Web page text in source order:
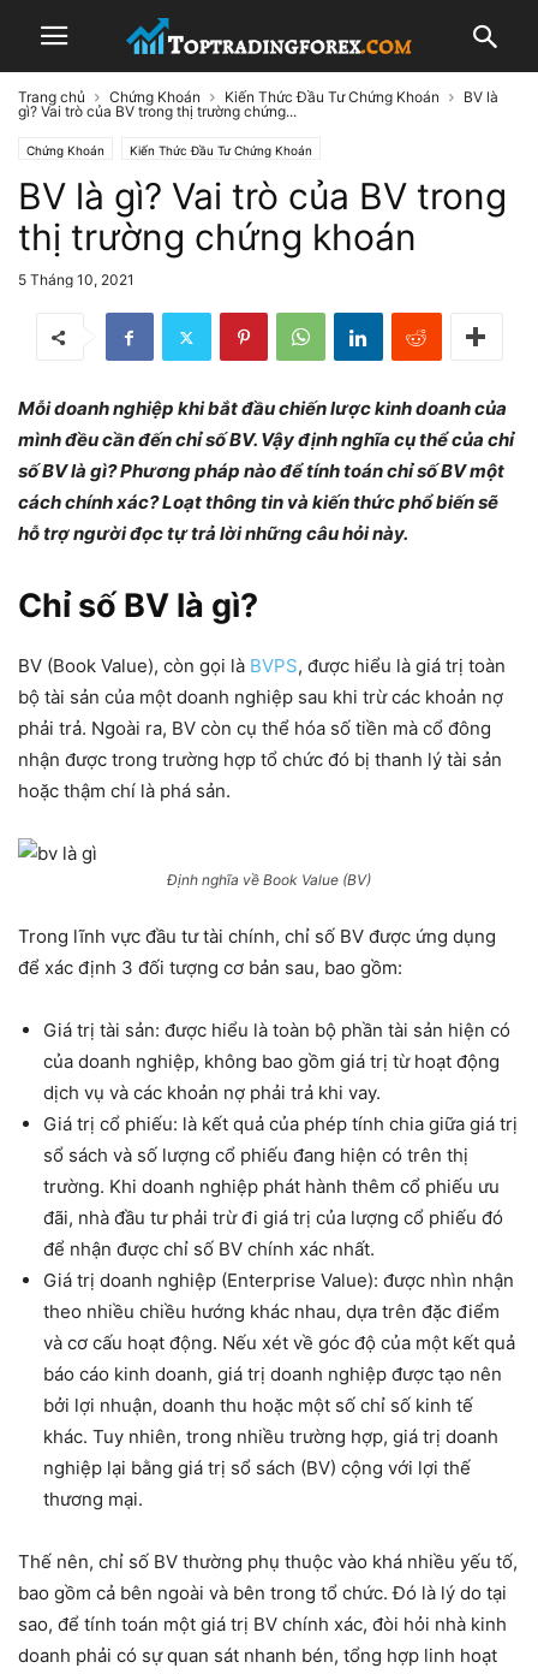
Trang chủ Chứng Khoán Kiến Thức Đầu Tư Chứng Khoán
BV là
gì? Vai trò của BV trong thị trường chứng...
Chứng Khoán Kiến Thức Đầu Tư Chứng Khoán
BV là gì? Vai trò của BV trong
thị trường chứng khoán
5 Tháng 10, 2021
Mỗi doanh nghiệp khi bắt đầu chiến lược kinh doanh của
mình đều cần đến chỉ số BV. Vậy định nghĩa cụ thể của chỉ
số BV là gì? Phương pháp nào để tính toán chỉ số BV một
cách chính xác? Loạt thông tin và kiến thức phổ biến sẽ
hỗ trợ người đọc tự trả lời những câu hỏi này.
Chỉ số BV là gì?
BV (Book Value), còn gọi là BVPS, được hiểu là giá trị toàn
bộ tài sản của một doanh nghiệp sau khi trừ các khoản nợ
phải trả. Ngoài ra, BV còn cụ thể hóa số tiền mà cổ đông
nhận được trong trường hợp tổ chức đó bị thanh lý tài sản
hoặc thậm chí là phá sản.
Định nghĩa về Book Value (BV)
Trong lĩnh vực đầu tư tài chính, chỉ số BV được ứng dụng
để xác định 3 đối tượng cơ bản sau, bao gồm:
Giá trị tài sản: được hiểu là toàn bộ phần tài sản hiện có
của doanh nghiệp, không bao gồm giá trị từ hoạt động
dịch vụ và các khoản nợ phải trả khi vay.
Giá trị cổ phiếu: là kết quả của phép tính chia giữa giá trị
sổ sách và số lượng cổ phiếu đang hiện có trên thị
trường. Khi doanh nghiệp phát hành thêm cổ phiếu ưu
đãi, nhà đầu tư phải trừ đi giá trị của lượng cổ phiếu đó
để nhận được chỉ số BV chính xác nhất.
Giá trị doanh nghiệp (Enterprise Value): được nhìn nhận
theo nhiều chiều hướng khác nhau, dựa trên đặc điểm
và cơ cấu hoạt động. Nếu xét về góc độ của một kết quả
báo cáo kinh doanh, giá trị doanh nghiệp được tạo nên
bởi lợi nhuận, doanh thu hoặc một số chỉ số kinh tế
khác. Tuy nhiên, trong nhiều trường hợp, giá trị doanh
nghiệp lại bằng giá trị sổ sách (BV) cộng với lợi thế
thương mại.
Thế nên, chỉ số BV thường phụ thuộc vào khá nhiều yếu tố,
bao gồm cả bên ngoài và bên trong tổ chức. Đó là lý do tại
sao, để tính toán một giá trị BV chính xác, đòi hỏi nhà kinh
doanh phải có sự quan sát nhanh bén, tổng hợp linh hoạt